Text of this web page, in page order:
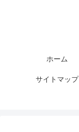
ホーム
サイトマップ